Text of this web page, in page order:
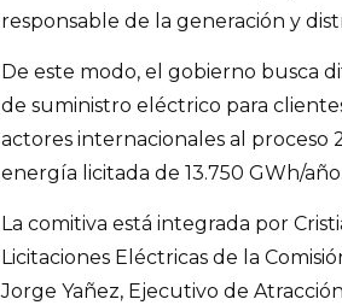
responsable de la generación y
De este modo, el gobierno busca
de suministro eléctrico para
actores internacionales al
energía licitada de 13.750 GWh/año.
La comitiva está integrada por
Licitaciones Eléctricas de la
Jorge Yañez, Ejecutivo de